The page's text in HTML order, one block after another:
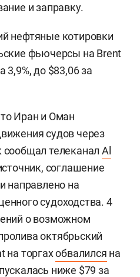
и заправку.
нефтяные котировки
фьючерсы на Brent
3,9%, до $83,06 за
Иран и Оман
судов через
телеканал Al
соглашение
направлено на
судоходства. 4
о возможном
октябрьский
на торгахобвалился на
ниже $79 за